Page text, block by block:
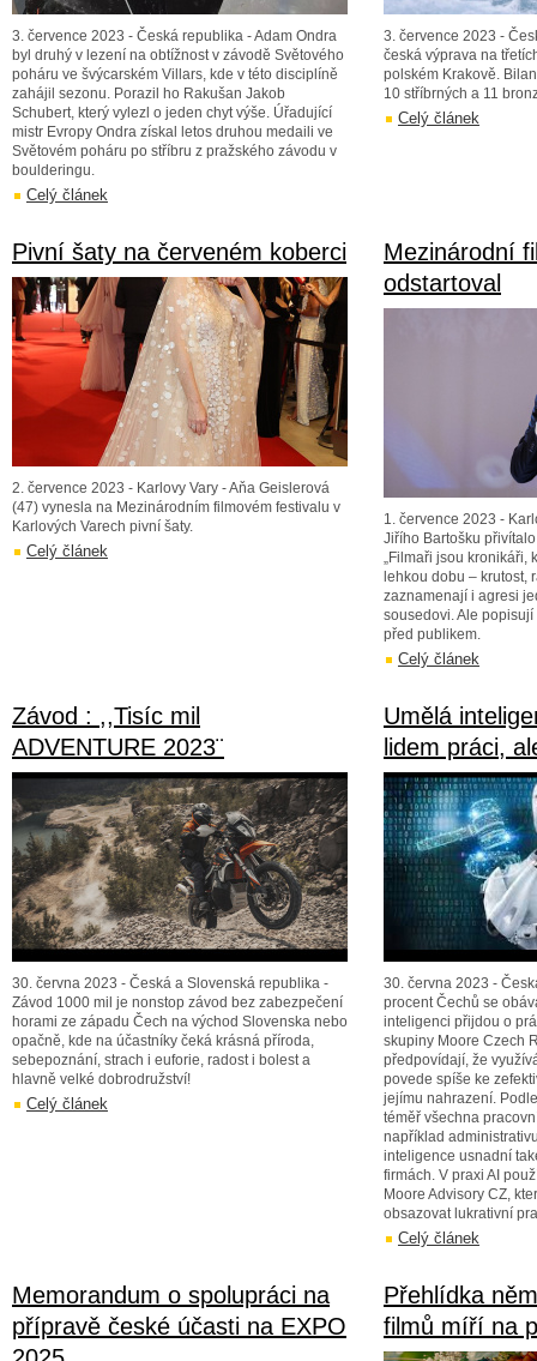
3. července 2023 - Česká republika - Adam Ondra
byl druhý v lezení na obtížnost v závodě Světového
poháru ve švýcarském Villars, kde v této disciplíně
zahájil sezonu. Porazil ho Rakušan Jakob
Schubert, který vylezl o jeden chyt výše. Úřadující
mistr Evropy Ondra získal letos druhou medaili ve
Světovém poháru po stříbru z pražského závodu v
boulderingu.
Celý článek
3. července 2023 -
česká výprava na
polském Krakově.
10 stříbrných a 11
Celý článek
Pivní šaty na červeném koberci
2. července 2023 - Karlovy Vary - Aňa Geislerová
(47) vynesla na Mezinárodním filmovém festivalu v
Karlových Varech pivní šaty.
Celý článek
Mezinárodní
odstartoval
1. července 2023 -
Jiřího Bartošku
„Filmaři jsou kronikáři,
lehkou dobu – krutost,
zaznamenají i agresi
sousedovi. Ale
před publikem.
Celý článek
Závod : ,,Tisíc mil
ADVENTURE 2023¨
30. června 2023 - Česká a Slovenská republika -
Závod 1000 mil je nonstop závod bez zabezpečení
horami ze západu Čech na východ Slovenska nebo
opačně, kde na účastníky čeká krásná příroda,
sebepoznání, strach i euforie, radost i bolest a
hlavně velké dobrodružství!
Celý článek
Umělá
lidem práci,
30. června 2023 -
procent Čechů se
inteligenci přijdou o
skupiny Moore Czech
předpovídají, že
povede spíše ke
jejímu nahrazení.
téměř všechna
například
inteligence usnadní
firmách. V praxi AI
Moore Advisory CZ,
obsazovat lukrativní
Celý článek
Memorandum o spolupráci na
přípravě české účasti na EXPO
Přehlídka
filmů míří na